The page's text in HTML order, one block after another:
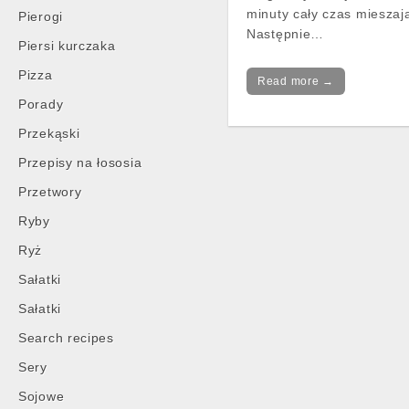
Pierogi
Piersi kurczaka
Pizza
Porady
Przekąski
Przepisy na łososia
Przetwory
Ryby
Ryż
Sałatki
Sałatki
Search recipes
Sery
Sojowe
minuty cały czas
Następnie…
Read more →